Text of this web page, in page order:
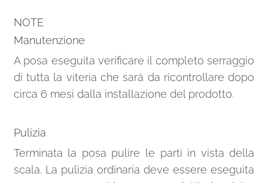
NOTE
Manutenzione
A posa eseguita verificare il completo serraggio
di tutta la viteria che sarà da ricontrollare dopo
circa 6 mesi dalla installazione del prodotto.
Pulizia
Terminata la posa pulire le parti in vista della
scala. La pulizia ordinaria deve essere eseguita